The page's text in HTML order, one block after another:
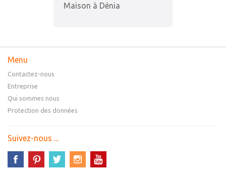
Maison à Dénia
Menu
Contactez-nous
Entreprise
Qui sommes nous
Protection des données
Suivez-nous ...